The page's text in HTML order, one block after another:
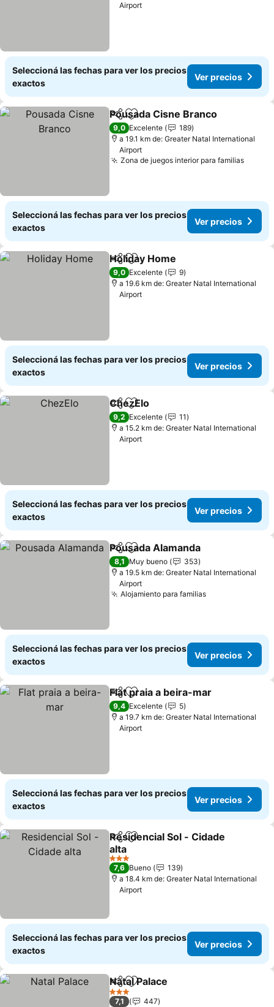
Airport
Seleccioná las fechas para ver los precios
exactos
Ver precios
CompartirAñadir a favoritos
Pousada Cisne Branco
9,0 Excelente
189
a 19.1 km de: Greater Natal International
Airport
Zona de juegos interior para familias
Seleccioná las fechas para ver los precios
exactos
Ver precios
CompartirAñadir a favoritos
Holiday Home
9,0 Excelente
9
a 19.6 km de: Greater Natal International
Airport
Seleccioná las fechas para ver los precios
exactos
Ver precios
CompartirAñadir a favoritos
ChezElo
9,2 Excelente
11
a 15.2 km de: Greater Natal International
Airport
Seleccioná las fechas para ver los precios
exactos
Ver precios
CompartirAñadir a favoritos
Pousada Alamanda
8,1 Muy bueno
353
a 19.5 km de: Greater Natal International
Airport
Alojamiento para familias
Seleccioná las fechas para ver los precios
exactos
Ver precios
CompartirAñadir a favoritos
Flat praia a beira-mar
9,4 Excelente
5
a 19.7 km de: Greater Natal International
Airport
Seleccioná las fechas para ver los precios
exactos
Ver precios
CompartirAñadir a favoritos
Residencial Sol - Cidade
alta
3 Estrellas
7,6 Bueno
139
a 18.4 km de: Greater Natal International
Airport
Seleccioná las fechas para ver los precios
exactos
Ver precios
CompartirAñadir a favoritos
Natal Palace
3 Estrellas
7,1 447